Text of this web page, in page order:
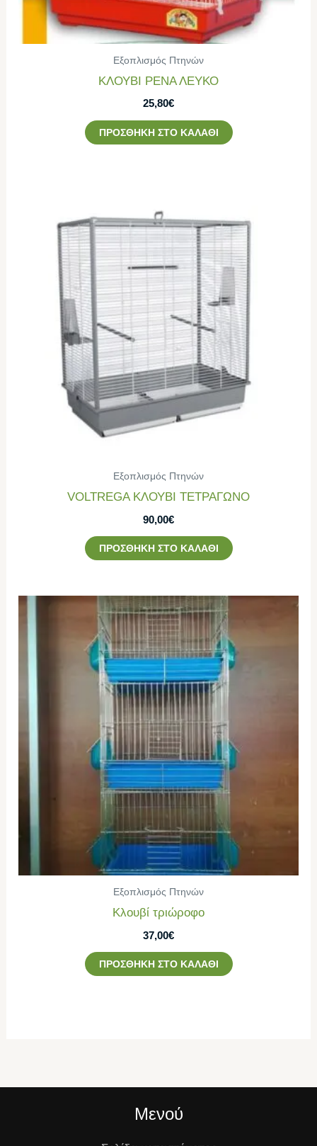
Εξοπλισμός Πτηνών
ΚΛΟΥΒΙ ΡΕΝΑ ΛΕΥΚΟ
25,80€
ΠΡΟΣΘΉΚΗ ΣΤΟ ΚΑΛΆΘΙ
Εξοπλισμός Πτηνών
VOLTREGA ΚΛΟΥΒΙ ΤΕΤΡΑΓΩΝO
90,00€
ΠΡΟΣΘΉΚΗ ΣΤΟ ΚΑΛΆΘΙ
Εξοπλισμός Πτηνών
Κλουβί τριώροφο
37,00€
ΠΡΟΣΘΉΚΗ ΣΤΟ ΚΑΛΆΘΙ
Μενού